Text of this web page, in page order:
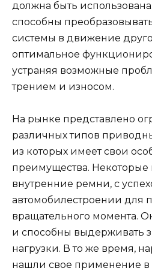
должна быть
способны
системы в движение
оптимальное
устраняя возможные
трением и износом.
На рынке представлено
различных типов
из которых имеет свои
преимущества. Некоторые
внутренние ремни, с
автомобилестроении для
вращательного момента.
и способны выдерживать
нагрузки. В то же время,
нашли свое применение в